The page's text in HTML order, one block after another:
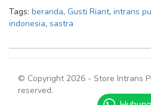
Tags: beranda, Gusti Riant, intrans
indonesia, sastra
© Copyright 2026 - Store Intrans
reserved.